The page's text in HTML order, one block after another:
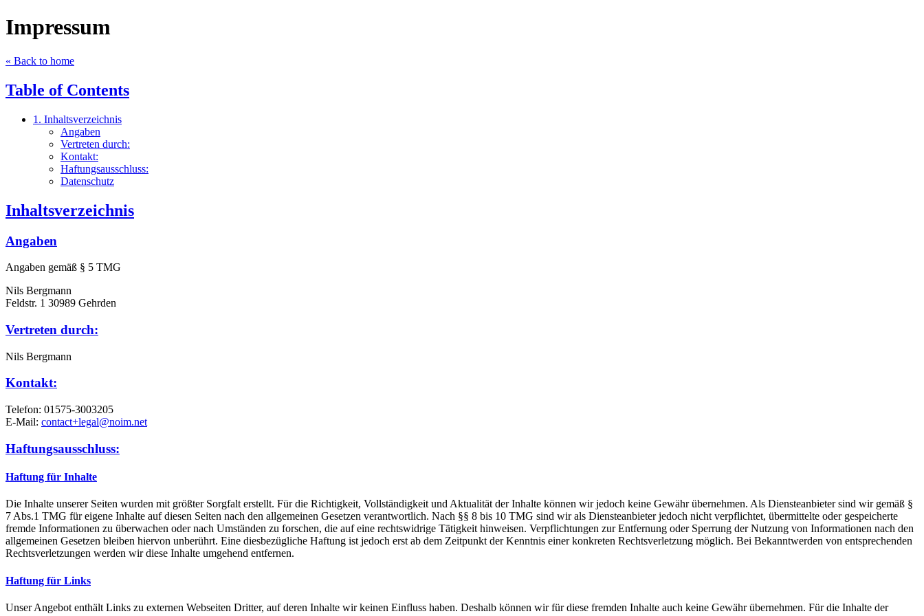
Impressum
« Back to home
Table of Contents
1. Inhaltsverzeichnis
Angaben
Vertreten durch:
Kontakt:
Haftungsausschluss:
Datenschutz
Inhaltsverzeichnis
Angaben
Angaben gemäß § 5 TMG
Nils Bergmann
Feldstr. 1 30989 Gehrden
Vertreten durch:
Nils Bergmann
Kontakt:
Telefon: 01575-3003205
E-Mail: contact+legal@noim.net
Haftungsausschluss:
Haftung für Inhalte
Die Inhalte unserer Seiten wurden mit größter Sorgfalt erstellt. Für die Richtigkeit, Vollständigkeit und Aktualität der Inhalte können wir jedoch keine Gewähr übernehmen. Als Diensteanbieter sind wir gemäß §
7 Abs.1 TMG für eigene Inhalte auf diesen Seiten nach den allgemeinen Gesetzen verantwortlich. Nach §§ 8 bis 10 TMG sind wir als Diensteanbieter jedoch nicht verpflichtet, übermittelte oder gespeicherte
fremde Informationen zu überwachen oder nach Umständen zu forschen, die auf eine rechtswidrige Tätigkeit hinweisen. Verpflichtungen zur Entfernung oder Sperrung der Nutzung von Informationen nach den
allgemeinen Gesetzen bleiben hiervon unberührt. Eine diesbezügliche Haftung ist jedoch erst ab dem Zeitpunkt der Kenntnis einer konkreten Rechtsverletzung möglich. Bei Bekanntwerden von entsprechenden
Rechtsverletzungen werden wir diese Inhalte umgehend entfernen.
Haftung für Links
Unser Angebot enthält Links zu externen Webseiten Dritter, auf deren Inhalte wir keinen Einfluss haben. Deshalb können wir für diese fremden Inhalte auch keine Gewähr übernehmen. Für die Inhalte der